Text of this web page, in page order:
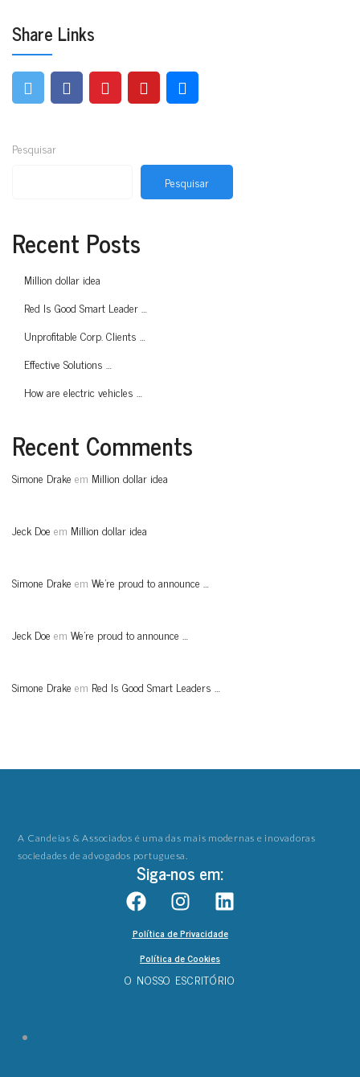
Share Links
Pesquisar
Pesquisar
Recent Posts
Million dollar idea
Red Is Good Smart Leader …
Unprofitable Corp. Clients …
Effective Solutions …
How are electric vehicles …
Recent Comments
Simone Drake em Million dollar idea
Jeck Doe em Million dollar idea
Simone Drake em We’re proud to announce …
Jeck Doe em We’re proud to announce …
Simone Drake em Red Is Good Smart Leaders …
A Candeias & Associados é uma das mais modernas e inovadoras
sociedades de advogados portuguesa.
Siga-nos em:
Política de Privacidade
Política de Cookies
O NOSSO ESCRITÓRIO